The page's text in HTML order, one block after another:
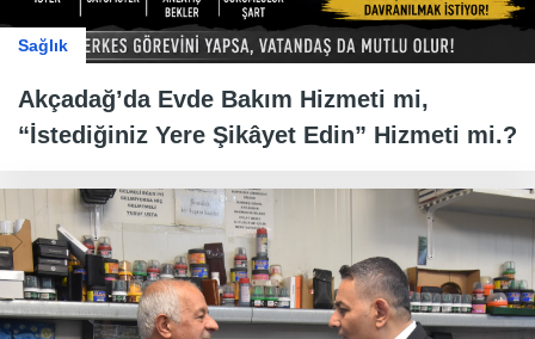
Sağlık
Akçadağ’da Evde Bakım Hizmeti mi,
“İstediğiniz Yere Şikâyet Edin” Hizmeti mi.?